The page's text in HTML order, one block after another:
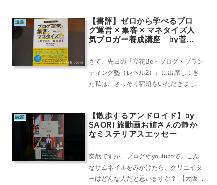
読書
【書評】ゼロから学べるブロ
グ運営 × 集客 × マネタイズ人
気ブロガー養成講座 by菅家
さて、先日の『立花Be・ブログ・ブラン
ディング塾（レベル2）』に出席してき
た私は、さっそく宿題をいただきまし
読書
【散歩するアンドロイド】by
SAORI 旅動画お姉さんの静か
なミステリアスエッセー
突然ですが、ブログやyoutubeで、こん
なサムネイルをみかけたら、クリエイタ
ーはどんな人だと思いますか？ 【大阪→